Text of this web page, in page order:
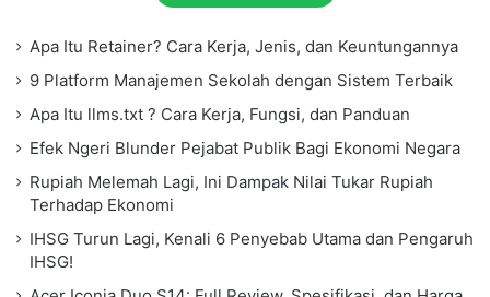
Apa Itu Retainer? Cara Kerja, Jenis, dan Keuntungannya
9 Platform Manajemen Sekolah dengan Sistem Terbaik
Apa Itu llms.txt ? Cara Kerja, Fungsi, dan Panduan
Efek Ngeri Blunder Pejabat Publik Bagi Ekonomi Negara
Rupiah Melemah Lagi, Ini Dampak Nilai Tukar Rupiah
Terhadap Ekonomi
IHSG Turun Lagi, Kenali 6 Penyebab Utama dan Pengaruh
IHSG!